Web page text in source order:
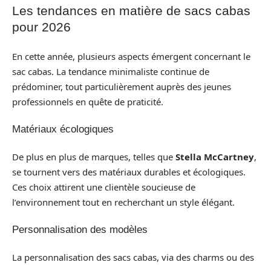
Les tendances en matière de sacs cabas
pour 2026
En cette année, plusieurs aspects émergent concernant le
sac cabas. La tendance minimaliste continue de
prédominer, tout particulièrement auprès des jeunes
professionnels en quête de praticité.
Matériaux écologiques
De plus en plus de marques, telles que Stella McCartney,
se tournent vers des matériaux durables et écologiques.
Ces choix attirent une clientèle soucieuse de
l’environnement tout en recherchant un style élégant.
Personnalisation des modèles
La personnalisation des sacs cabas, via des charms ou des